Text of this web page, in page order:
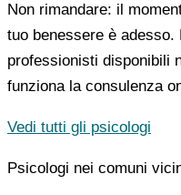
Non rimandare: il
tuo benessere è adesso.
professionisti disponibili
funziona la consulenza
Vedi tutti gli psicologi
Psicologi nei comuni